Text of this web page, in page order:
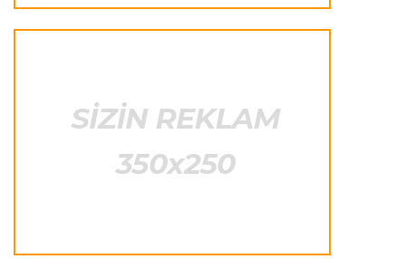
“Barselona”nın sabiq futbolçusu karyerasını
Transfer 21:08 08.08.2026